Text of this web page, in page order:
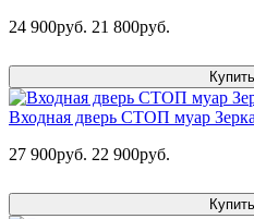
24 900руб. 21 800руб.
Купить
Входная дверь СТОП муар
27 900руб. 22 900руб.
Купить